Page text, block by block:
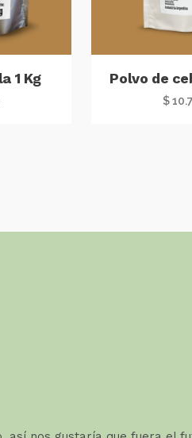
1 Kg Polvo de
$